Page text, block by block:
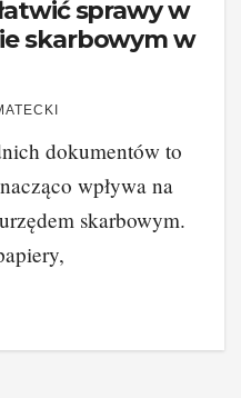
sprawy w
skarbowym w
dokumentów to
wpływa na
skarbowym.